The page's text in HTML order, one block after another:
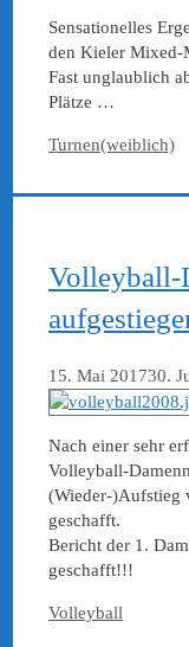
Sensationelles
den Kieler Mixed-
Fast unglaublich
Plätze …
Kategorien
Turnen(weiblich)
Volleyball-
15. Mai 201730.
Nach einer sehr
Volleyball-
(Wieder-)Aufstieg
geschafft.
Bericht der 1.
geschafft!!!
Kategorien
Volleyball